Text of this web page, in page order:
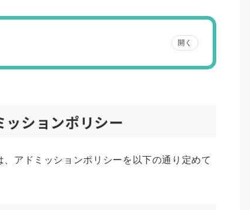
開く
ションポリシー
アドミッションポリシーを以下の通り定めて